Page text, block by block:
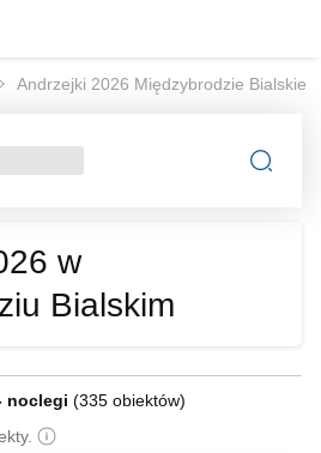
Andrzejki 2026 Międzybrodzie Bialskie
w
Bialskim
noclegi (335 obiektów)